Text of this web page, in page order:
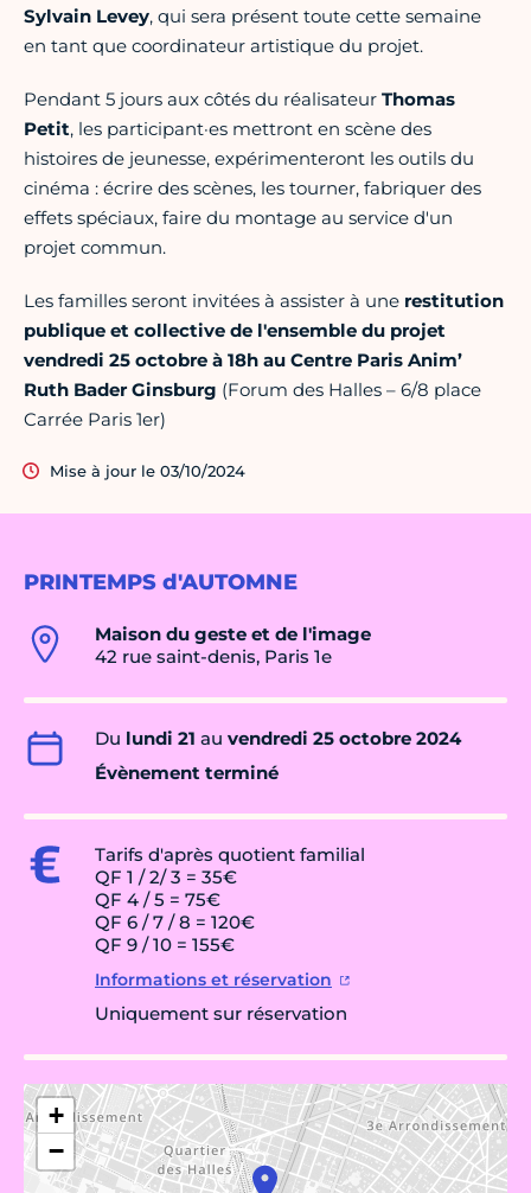
PRINTEMPS d'AUTOMNE
Maison du geste et de l'image
42 rue saint-denis, Paris 1e
Du lundi 21 au vendredi 25 octobre 2024
Évènement terminé
Tarifs d'après quotient familial
QF 1 / 2/ 3 = 35€
QF 4 / 5 = 75€
QF 6 / 7 / 8 = 120€
QF 9 / 10 = 155€
Informations et réservation
Uniquement sur réservation
+
−
Sylvain Levey, qui sera présent toute cette semaine
en tant que coordinateur artistique du projet.
Pendant 5 jours aux côtés du réalisateur Thomas
Petit, les participant·es mettront en scène des
histoires de jeunesse, expérimenteront les outils du
cinéma : écrire des scènes, les tourner, fabriquer des
effets spéciaux, faire du montage au service d'un
projet commun.
Les familles seront invitées à assister à une restitution
publique et collective de l'ensemble du projet
vendredi 25 octobre à 18h au Centre Paris Anim’
Ruth Bader Ginsburg (Forum des Halles – 6/8 place
Carrée Paris 1er)
Mise à jour le 03/10/2024